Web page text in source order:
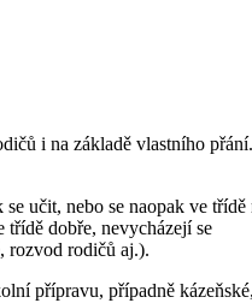
i na základě vlastního
učit, nebo se naopak ve
dobře, nevycházejí se
rozvod rodičů aj.).
přípravu, případně